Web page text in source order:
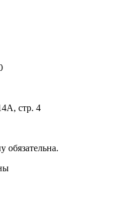
стр. 4
обязательна.